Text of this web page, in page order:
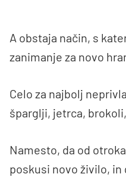
A obstaja način, s
zanimanje za novo
Celo za najbolj
šparglji, jetrca,
Namesto, da od
poskusi novo živilo, in